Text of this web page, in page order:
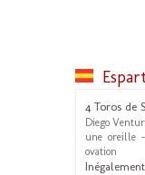
4 Toros de
Diego
une oreille
ovation